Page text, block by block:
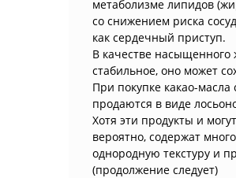
метаболизме липидов
со снижением риска
как сердечный приступ.
В качестве насыщенного
стабильное, оно может
При покупке какао-
продаются в виде
Хотя эти продукты и
вероятно, содержат
однородную текстуру и
(продолжение следует)